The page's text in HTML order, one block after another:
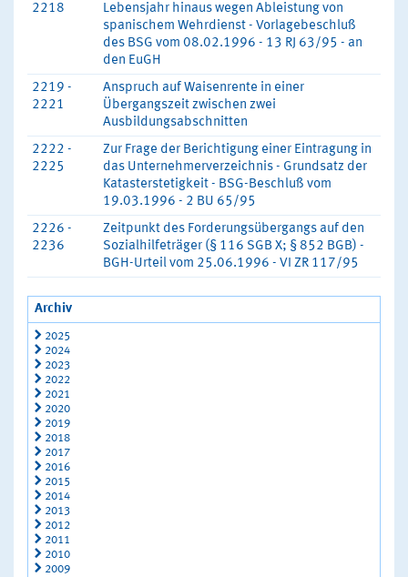
2218
Lebensjahr hinaus wegen Ableistung von
spanischem Wehrdienst - Vorlagebeschluß
des BSG vom 08.02.1996 - 13 RJ 63/95 - an
den EuGH
2219 -
2221
Anspruch auf Waisenrente in einer
Übergangszeit zwischen zwei
Ausbildungsabschnitten
2222 -
2225
Zur Frage der Berichtigung einer Eintragung in
das Unternehmerverzeichnis - Grundsatz der
Katasterstetigkeit - BSG-Beschluß vom
19.03.1996 - 2 BU 65/95
2226 -
2236
Zeitpunkt des Forderungsübergangs auf den
Sozialhilfeträger (§ 116 SGB X; § 852 BGB) -
BGH-Urteil vom 25.06.1996 - VI ZR 117/95
Archiv
2025
2024
2023
2022
2021
2020
2019
2018
2017
2016
2015
2014
2013
2012
2011
2010
2009